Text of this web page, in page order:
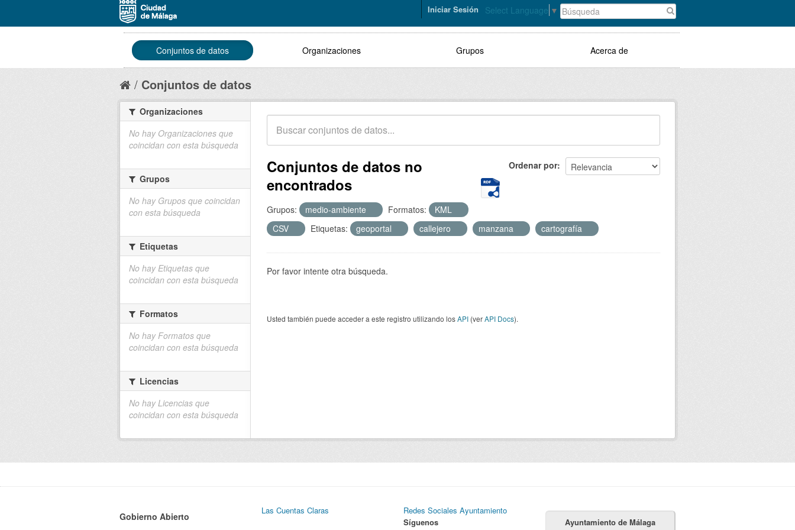
Select Language ▼
Iniciar Sesión
Conjuntos de datos Organizaciones Grupos Acerca de
Conjuntos de datos
Ordenar por
Conjuntos de datos no
encontrados
Grupos: medio-ambiente Formatos:
KML
CSV
Etiquetas: geoportal callejero manzana cartografía
Por favor intente otra búsqueda.
Usted también puede acceder a este registro utilizando losAPI (verAPI Docs).
Organizaciones
No hay Organizaciones que
coincidan con esta búsqueda
Grupos
No hay Grupos que coincidan
con esta búsqueda
Etiquetas
No hay Etiquetas que
coincidan con esta búsqueda
Formatos
No hay Formatos que
coincidan con esta búsqueda
Licencias
No hay Licencias que
coincidan con esta búsqueda
Gobierno Abierto
Las Cuentas Claras
Redes Sociales Ayuntamiento
Síguenos
Ayuntamiento de Málaga